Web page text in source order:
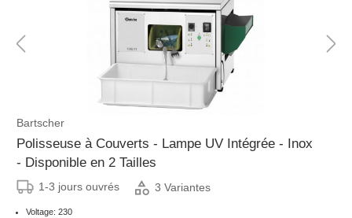
Bartscher
Polisseuse à Couverts - Lampe UV Intégrée - Inox
- Disponible en 2 Tailles
1-3 jours ouvrés 3 Variantes
Voltage: 230